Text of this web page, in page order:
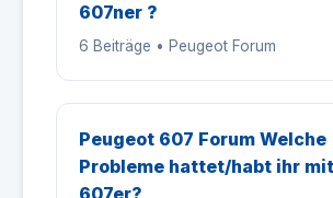
607ner ?
6 Beiträge • Peugeot Forum
Peugeot 607 Forum Welche
Probleme hattet/habt ihr
607er?